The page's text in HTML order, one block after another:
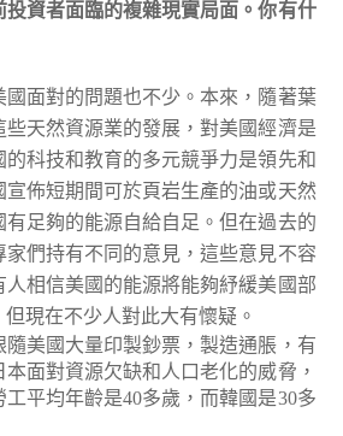
投資者面臨的複雜現實局面。你有什
國面對的問題也不少。本來，隨著葉
些天然資源業的發展，對美國經濟是
的科技和教育的多元競爭力是領先和
宣佈短期間可於頁岩生產的油或天然
有足夠的能源自給自足。但在過去的
家們持有不同的意見，這些意見不容
人相信美國的能源將能夠紓緩美國部
現在不少人對此大有懷疑。
隨美國大量印製鈔票，製造通脹，有
面對資源欠缺和人口老化的威脅，
工平均年齡是40多歲，而韓國是30多